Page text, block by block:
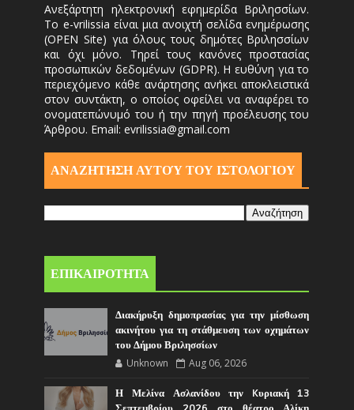
Ανεξάρτητη ηλεκτρονική εφημερίδα Βριλησσίων.
Το e-vrilissia είναι μια ανοιχτή σελίδα ενημέρωσης
(OPEN Site) για όλους τους δημότες Βριλησσίων
και όχι μόνο. Τηρεί τους κανόνες προστασίας
προσωπικών δεδομένων (GDPR). Η ευθύνη για το
περιεχόμενο κάθε ανάρτησης ανήκει αποκλειστικά
στον συντάκτη, ο οποίος οφείλει να αναφέρει το
ονοματεπώνυμό του ή την πηγή προέλευσης του
Άρθρου. Email: evrilissia@gmail.com
ΑΝΑΖΗΤΗΣΗ ΑΥΤΟΎ ΤΟΥ ΙΣΤΟΛΟΓΙΟΥ
ΕΠΙΚΑΙΡΟΤΗΤΑ
Διακήρυξη δημοπρασίας για την μίσθωση
ακινήτου για τη στάθμευση των οχημάτων
του Δήμου Βριλησσίων
Unknown Aug 06, 2026
Η Μελίνα Ασλανίδου την Kυριακή 13